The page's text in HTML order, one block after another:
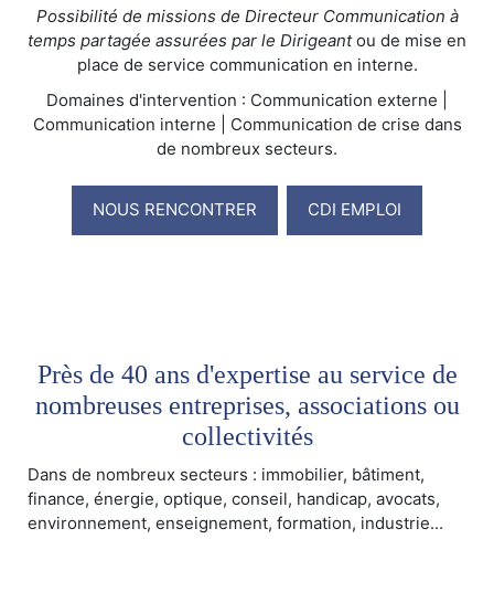
Possibilité de missions de Directeur Communication à
temps partagée assurées par le Dirigeantou de mise en
place de service communication en interne.
Domaines d'intervention : Communication externe |
Communication interne | Communication de crise dans
de nombreux secteurs.
NOUS RENCONTRER CDI EMPLOI
Près de 40 ans d'expertise au service de
nombreuses entreprises, associations ou
collectivités
Dans de nombreux secteurs : immobilier, bâtiment,
finance, énergie, optique, conseil, handicap, avocats,
environnement, enseignement, formation, industrie...